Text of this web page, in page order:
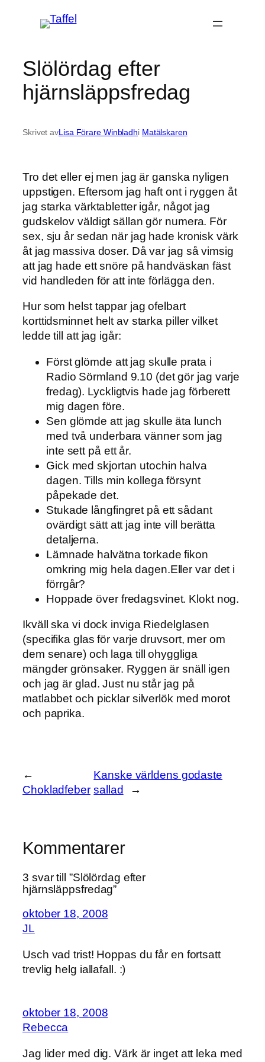
Slölördag efter
hjärnsläppsfredag
Skrivet avLisa Förare Winbladhi Matälskaren
Tro det eller ej men jag är ganska nyligen
uppstigen. Eftersom jag haft ont i ryggen åt
jag starka värktabletter igår, något jag
gudskelov väldigt sällan gör numera. För
sex, sju år sedan när jag hade kronisk värk
åt jag massiva doser. Då var jag så vimsig
att jag hade ett snöre på handväskan fäst
vid handleden för att inte förlägga den.
Hur som helst tappar jag ofelbart
korttidsminnet helt av starka piller vilket
ledde till att jag igår:
Först glömde att jag skulle prata i
Radio Sörmland 9.10 (det gör jag varje
fredag). Lyckligtvis hade jag förberett
mig dagen före.
Sen glömde att jag skulle äta lunch
med två underbara vänner som jag
inte sett på ett år.
Gick med skjortan utochin halva
dagen. Tills min kollega försynt
påpekade det.
Stukade långfingret på ett sådant
ovärdigt sätt att jag inte vill berätta
detaljerna.
Lämnade halvätna torkade fikon
omkring mig hela dagen.Eller var det i
förrgår?
Hoppade över fredagsvinet. Klokt nog.
Ikväll ska vi dock inviga Riedelglasen
(specifika glas för varje druvsort, mer om
dem senare) och laga till ohyggliga
mängder grönsaker. Ryggen är snäll igen
och jag är glad. Just nu står jag på
matlabbet och picklar silverlök med morot
och paprika.
←
Chokladfeber
Kanske världens godaste
sallad
→
Kommentarer
3 svar till ”Slölördag efter
hjärnsläppsfredag”
oktober 18, 2008
JL
Usch vad trist! Hoppas du får en fortsatt
trevlig helg iallafall. :)
oktober 18, 2008
Rebecca
Jag lider med dig. Värk är inget att leka med